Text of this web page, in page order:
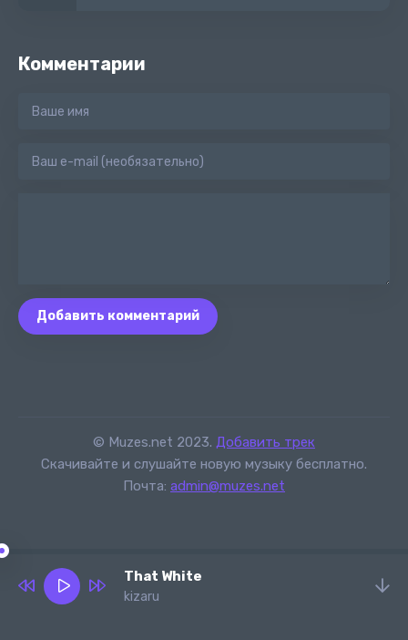
Комментарии
Добавить комментарий
© Muzes.net 2023. Добавить трек
Скачивайте и слушайте новую музыку бесплатно.
Почта: admin@muzes.net
That White
kizaru